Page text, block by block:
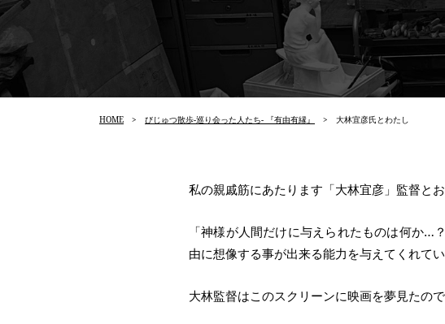
HOME > びじゅつ散歩-巡り会った人たち- 『有由有縁』 > 大林宜彦氏とわたし
私の親戚筋にあたります「大林宜彦」監督と
「神様が人間だけに与えられたものは何か…
由に想像する事が出来る能力を与えてくれてい
大林監督はこのスクリーンに映画を夢見たので